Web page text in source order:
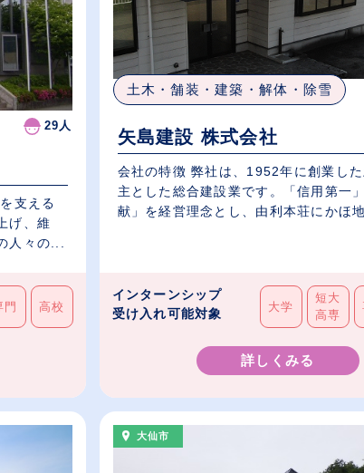
29人
支える
げ、維
人々の...
門 高校
土木・舗装・建築・解体・除雪
矢島建設 株式会社
会社の特徴 弊社は、1952年に創業し
主とした総合建設業です。「信用第一
献」を経営理念とし、由利本荘にかほ
インターンシップ
受け入れ可能対象
大学
短大
高専
詳しくみる
大仙市